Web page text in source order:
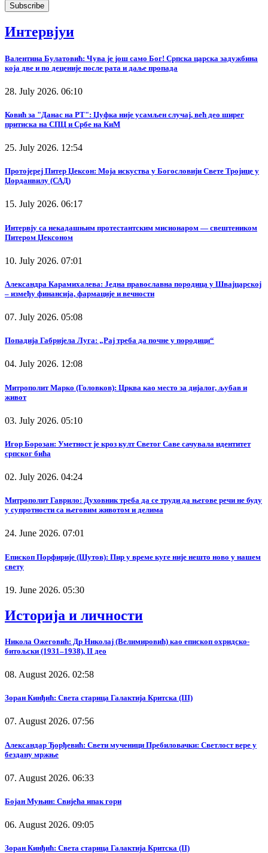
Интервјуи
Валентина Булатовић: Чува је још само Бог! Српска царска задужбина
која две и по деценије после рата и даље пропада
28. July 2026. 06:10
Ковић за "Данас на РТ": Џуфка није усамљен случај, већ део ширег
притиска на СПЦ и Србе на КиМ
25. July 2026. 12:54
Протојереј Питер Џексон: Моја искуства у Богословији Свете Тројице у
Џорданвилу (САД)
15. July 2026. 06:17
Интервју са некадашњим протестантским мисионаром — свештеником
Питером Џексоном
10. July 2026. 07:01
Александра Карамихалева: Једна православна породица у Швајцарској
– између финансија, фармације и вечности
07. July 2026. 05:08
Попадија Габријела Луга: „Рај треба да почне у породици“
04. July 2026. 12:08
Митрополит Марко (Головков): Црква као место за дијалог, љубав и
живот
03. July 2026. 05:10
Игор Борозан: Уметност је кроз култ Светог Саве сачувала идентитет
српског бића
02. July 2026. 04:24
Митрополит Гаврило: Духовник треба да се труди да његове речи не буду
у супротности са његовим животом и делима
24. June 2026. 07:01
Епископ Порфирије (Шутов): Пир у време куге није нешто ново у нашем
свету
19. June 2026. 05:30
Историја и личности
Никола Ожеговић: Др Николај (Велимировић) као епископ охридско-
битољски (1931–1938), II део
08. August 2026. 02:58
Зоран Кинђић: Света старица Галактија Критска (III)
07. August 2026. 07:56
Александар Ђорђевић: Свети мученици Пребиловачки: Светлост вере у
бездану мржње
07. August 2026. 06:33
Бојан Муњин: Свијећа ипак гори
06. August 2026. 09:05
Зоран Кинђић: Света старица Галактија Критска (II)